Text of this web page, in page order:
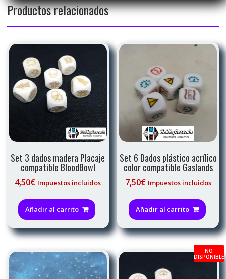
Productos relacionados
Set 3 dados madera Placaje
compatible BloodBowl
4,50€ Impuestos incluidos
Añadir al carrito
Set 6 Dados plástico acrílico
color compatible Gaslands
7,50€ Impuestos incluidos
Añadir al carrito
NO
DISPONIBLE